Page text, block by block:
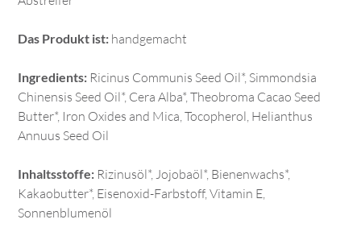
Das Produkt ist: handgemacht
Ingredients: Ricinus Communis Seed Oil*, Simmondsia
Chinensis Seed Oil*, Cera Alba*, Theobroma Cacao Seed
Butter*, Iron Oxides and Mica, Tocopherol, Helianthus
Annuus Seed Oil
Inhaltsstoffe: Rizinusöl*, Jojobaöl*, Bienenwachs*,
Kakaobutter*, Eisenoxid-Farbstoff, Vitamin E,
Sonnenblumenöl